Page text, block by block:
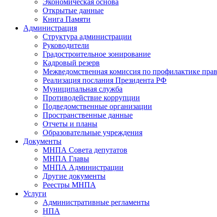
Экономическая основа
Открытые данные
Книга Памяти
Администрация
Структура администрации
Руководители
Градостроительное зонирование
Кадровый резерв
Межведомственная комиссия по профилактике
Реализация послания Президента РФ
Муниципальная служба
Противодействие коррупции
Подведомственные организации
Пространственные данные
Отчеты и планы
Образовательные учреждения
Документы
МНПА Совета депутатов
МНПА Главы
МНПА Администрации
Другие документы
Реестры МНПА
Услуги
Административные регламенты
НПА